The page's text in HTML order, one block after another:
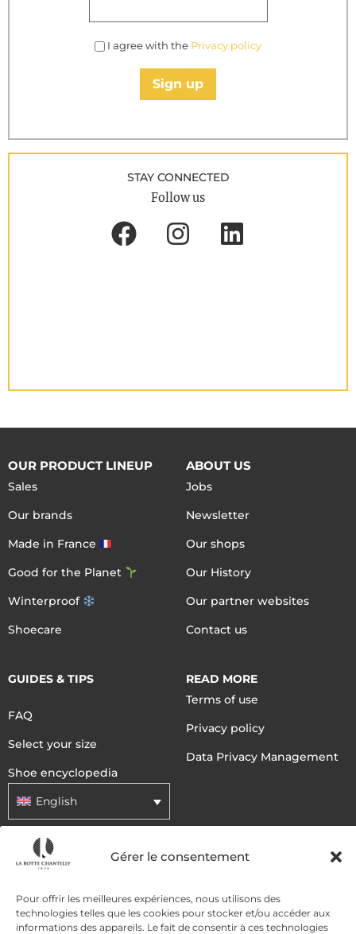
Gérer le consentement
Pour offrir les meilleures expériences, nous utilisons des
technologies telles que les cookies pour stocker et/ou accéder aux
informations des appareils. Le fait de consentir à ces technologies
I agree with the Privacy policy
Sign up
STAY CONNECTED
Follow us
OUR PRODUCT LINEUP
Sales
Our brands
Made in France
Good for the Planet
Winterproof
Shoecare
ABOUT US
Jobs
Newsletter
Our shops
Our History
Our partner websites
Contact us
GUIDES & TIPS
FAQ
Select your size
Shoe encyclopedia
English
READ MORE
Terms of use
Privacy policy
Data Privacy Management
DELIVERY METHODS
PAYMENT METHODS